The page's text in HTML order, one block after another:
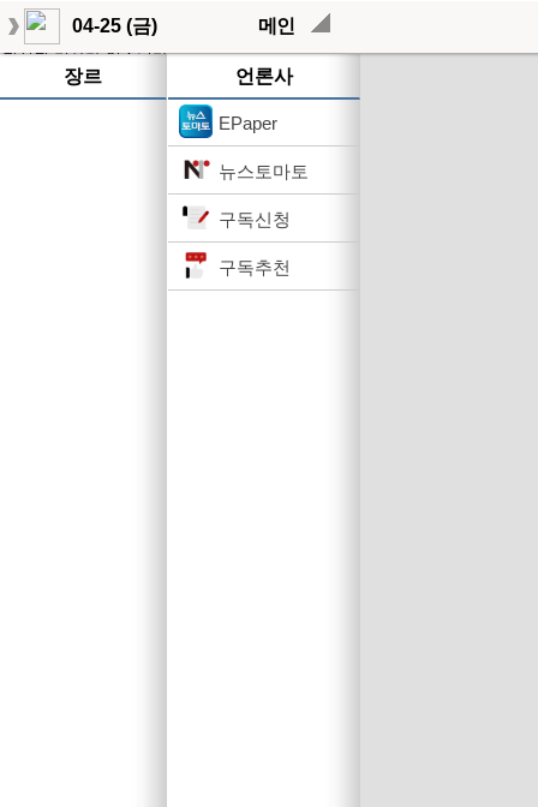
04-25 (금) 메인
장르 언론사
EPaper
뉴스토마토
구독신청
구독추천
작성된 기사가 없습니다.